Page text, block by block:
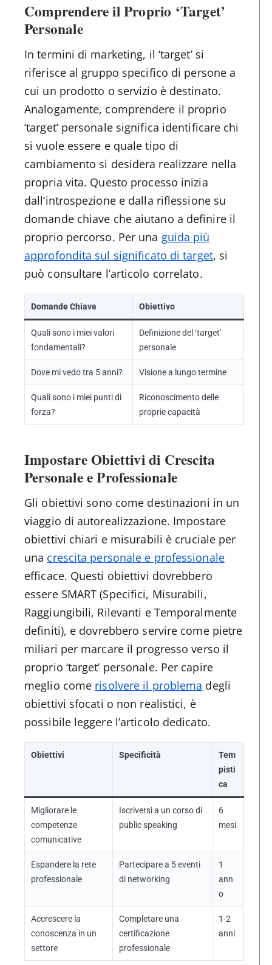
Comprendere il Proprio ‘Target’
Personale
In termini di marketing, il ‘target’ si
riferisce al gruppo specifico di persone a
cui un prodotto o servizio è destinato.
Analogamente, comprendere il proprio
‘target’ personale significa identificare chi
si vuole essere e quale tipo di
cambiamento si desidera realizzare nella
propria vita. Questo processo inizia
dall’introspezione e dalla riflessione su
domande chiave che aiutano a definire il
proprio percorso. Per una guida più
approfondita sul significato di target, si
può consultare l’articolo correlato.
Domande Chiave Obiettivo
Quali sono i miei valori
fondamentali?
Definizione del ‘target’
personale
Dove mi vedo tra 5 anni? Visione a lungo termine
Quali sono i miei punti di
forza?
Riconoscimento delle
proprie capacità
Impostare Obiettivi di Crescita
Personale e Professionale
Gli obiettivi sono come destinazioni in un
viaggio di autorealizzazione. Impostare
obiettivi chiari e misurabili è cruciale per
una crescita personale e professionale
efficace. Questi obiettivi dovrebbero
essere SMART (Specifici, Misurabili,
Raggiungibili, Rilevanti e Temporalmente
definiti), e dovrebbero servire come pietre
miliari per marcare il progresso verso il
proprio ‘target’ personale. Per capire
meglio come risolvere il problema degli
obiettivi sfocati o non realistici, è
possibile leggere l’articolo dedicato.
Obiettivi Specificità
Tem
pisti
ca
Migliorare le
competenze
comunicative
Iscriversi a un corso di
public speaking
6
mesi
Espandere la rete
professionale
Partecipare a 5 eventi
di networking
1
ann
o
Accrescere la
conoscenza in un
settore
Completare una
certificazione
professionale
1-2
anni